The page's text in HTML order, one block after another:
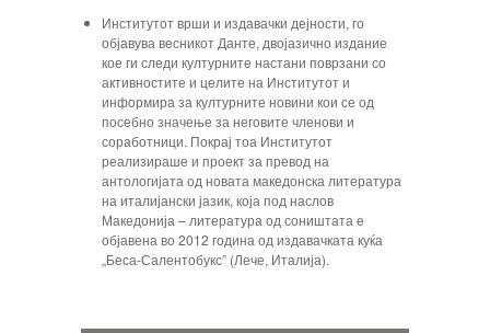
Институтот врши и издавачки дејности, го
објавува весникот Данте, двојазично издание
кое ги следи културните настани поврзани со
активностите и целите на Институтот и
информира за културните новини кои се од
посебно значење за неговите членови и
соработници. Покрај тоа Институтот
реализираше и проект за превод на
антологијата од новата македонска литература
на италијански јазик, која под наслов
Македонија – литература од соништата е
објавена во 2012 година од издавачката куќа
„Беса-Салентобукс” (Лече, Италија).